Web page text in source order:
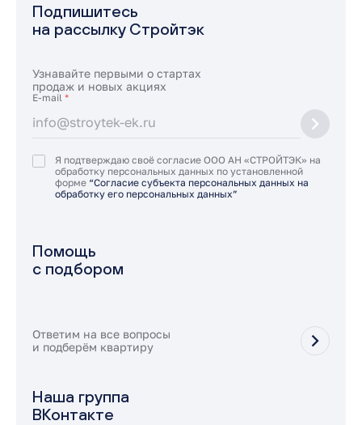
Подпишитесь
на рассылку Стройтэк
Узнавайте первыми о стартах
продаж и новых акциях
E-mail *
Я подтверждаю своё согласие ООО АН «СТРОЙТЭК» на
обработку персональных данных по установленной
форме “Согласие субъекта персональных данных на
обработку его персональных данных”
Помощь
с подбором
Ответим на все вопросы
и подберём квартиру
Наша группа
ВКонтакте